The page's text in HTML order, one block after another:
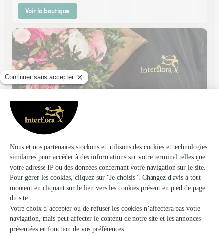
Voir la boutique
Duo de Fleurs
Lourdes
25, avenue Alexandre Marqui
Voir la boutique